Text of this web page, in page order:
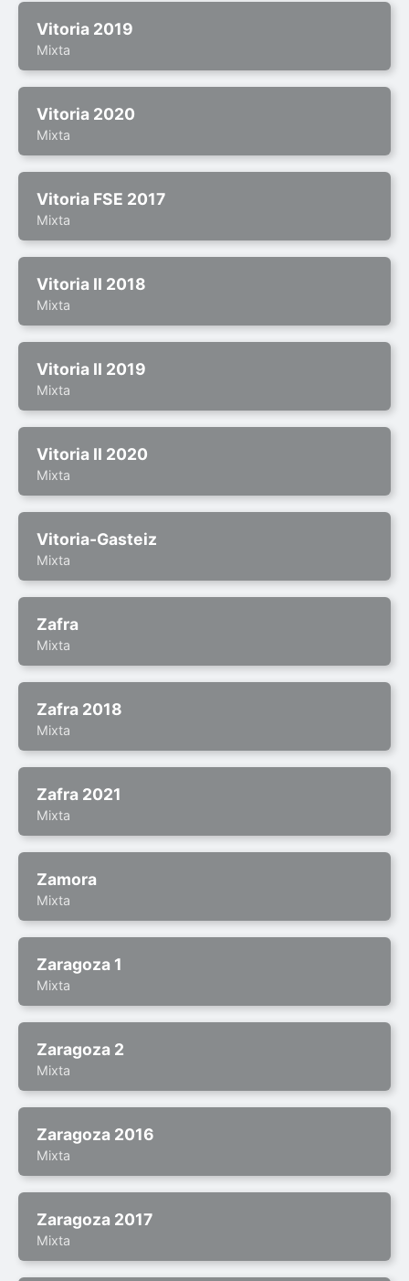
Vitoria 2019
Mixta
Vitoria 2020
Mixta
Vitoria FSE 2017
Mixta
Vitoria II 2018
Mixta
Vitoria II 2019
Mixta
Vitoria II 2020
Mixta
Vitoria-Gasteiz
Mixta
Zafra
Mixta
Zafra 2018
Mixta
Zafra 2021
Mixta
Zamora
Mixta
Zaragoza 1
Mixta
Zaragoza 2
Mixta
Zaragoza 2016
Mixta
Zaragoza 2017
Mixta